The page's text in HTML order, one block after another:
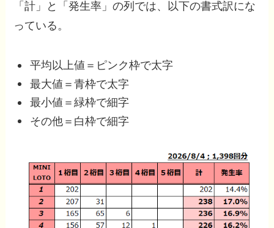
「計」と「発生率」の列では、以下の書式訳にな
っている。
平均以上値＝ピンク枠で太字
最大値＝青枠で太字
最小値＝緑枠で細字
その他＝白枠で細字